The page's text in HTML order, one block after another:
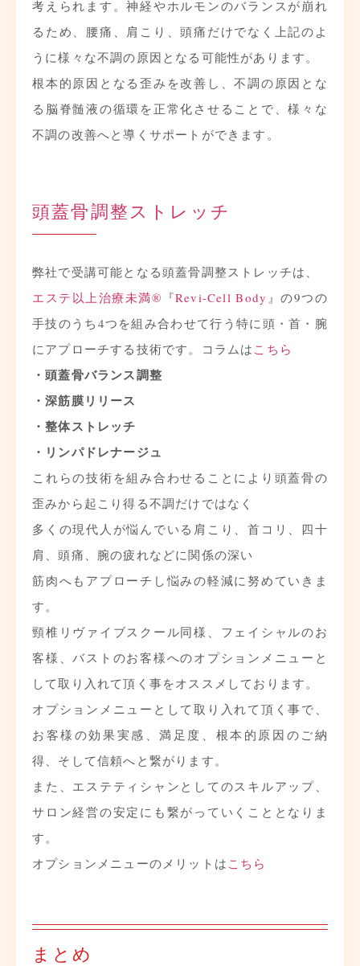
考えられます。神経やホルモンのバランスが崩れ
るため、腰痛、肩こり、頭痛だけでなく上記のよ
うに様々な不調の原因となる可能性があります。
根本的原因となる歪みを改善し、不調の原因とな
る脳脊髄液の循環を正常化させることで、様々な
不調の改善へと導くサポートができます。
頭蓋骨調整ストレッチ
弊社で受講可能となる頭蓋骨調整ストレッチは、
エステ以上治療未満® 『Revi-Cell Body 』の9つの
手技のうち4つを組み合わせて行う特に頭・首・腕
にアプローチする技術です。コラムは こちら
・頭蓋骨バランス調整
・深筋膜リリース
・整体ストレッチ
・リンパドレナージュ
これらの技術を組み合わせることにより頭蓋骨の
歪みから起こり得る不調だけではなく
多くの現代人が悩んでいる肩こり、首コリ、四十
肩、頭痛、腕の疲れなどに関係の深い
筋肉へもアプローチし悩みの軽減に努めていきま
す。
頸椎リヴァイブスクール同様、フェイシャルのお
客様、バストのお客様へのオプションメニューと
して取り入れて頂く事をオススメしております。
オプションメニューとして取り入れて頂く事で、
お客様の効果実感、満足度、根本的原因のご納
得、そして信頼へと繋がります。
また、エステティシャンとしてのスキルアップ、
サロン経営の安定にも繋がっていくこととなりま
す。
オプションメニューのメリットは こちら
まとめ